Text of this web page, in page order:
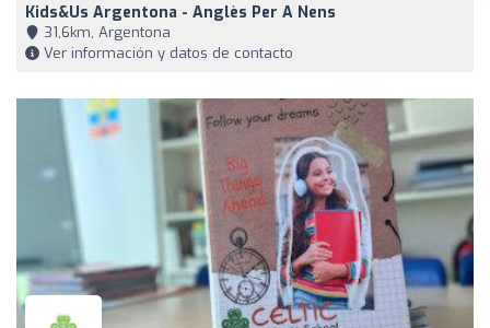
Kids&Us Argentona - Anglès Per A Nens
31,6km, Argentona
Ver información y datos de contacto